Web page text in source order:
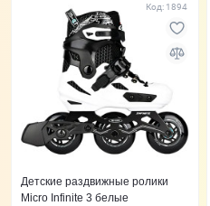
Код: 1894
Детские раздвижные ролики
Micro Infinite 3 белые